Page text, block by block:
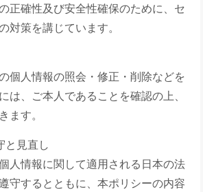
正確性及び安全性確保のために、セ
対策を講じています。
個人情報の照会・修正・削除などを
は、ご本人であることを確認の上、
ます。
と見直し
人情報に関して適用される日本の法
守するとともに、本ポリシーの内容